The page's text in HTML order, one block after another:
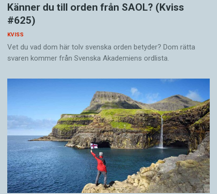
Känner du till orden från SAOL? (Kviss
#625)
KVISS
Vet du vad dom här tolv svenska orden betyder? Dom rätta
svaren kommer från Svenska Akademiens ordlista.